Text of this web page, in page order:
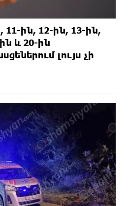
ին, 12-ին, 13-ին,
և 20-ին
լույս չի